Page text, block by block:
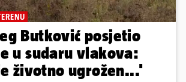
Butković posjetio
u sudaru vlakova:
životno ugrožen...'